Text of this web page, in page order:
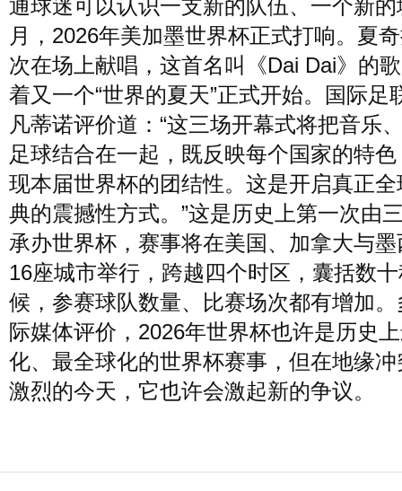
通球迷可以认识一支新的队伍、一个新
月，2026年美加墨世界杯正式打响。夏
次在场上献唱，这首名叫《Dai Dai》的
着又一个“世界的夏天”正式开始。国际足
凡蒂诺评价道：“这三场开幕式将把音乐
足球结合在一起，既反映每个国家的特
现本届世界杯的团结性。这是开启真正
典的震撼性方式。”这是历史上第一次由
承办世界杯，赛事将在美国、加拿大与
16座城市举行，跨越四个时区，囊括数
候，参赛球队数量、比赛场次都有增加
际媒体评价，2026年世界杯也许是历史
化、最全球化的世界杯赛事，但在地缘
激烈的今天，它也许会激起新的争议。